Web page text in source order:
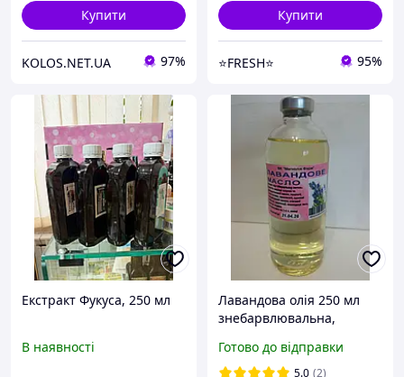
Купити
KOLOS.NET.UA 97%
Купити
⭐FRESH⭐ 95%
Екстракт Фукуса, 250 мл
В наявності
Лавандова олія 250 мл
знебарвлювальна,
Готово до відправки
5.0 (2)